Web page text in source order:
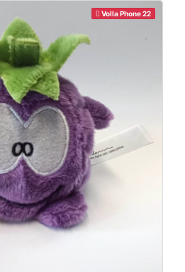
Volla Phone 22